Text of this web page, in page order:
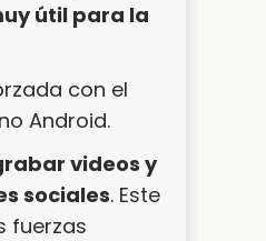
útil para la
con el
Android.
videos y
sociales. Este
fuerzas